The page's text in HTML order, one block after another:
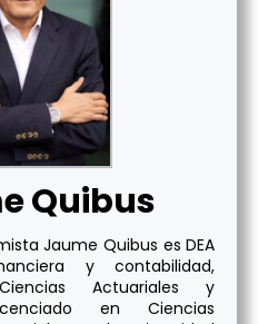
Quibus
Jaume Quibus es DEA
y contabilidad,
Actuariales y
en Ciencias